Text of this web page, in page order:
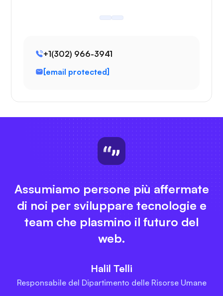
+1(302) 966-3941
[email protected]
Assumiamo persone più affermate
di noi per sviluppare tecnologie e
team che plasmino il futuro del
web.
Halil Telli
Responsabile del Dipartimento delle Risorse Umane